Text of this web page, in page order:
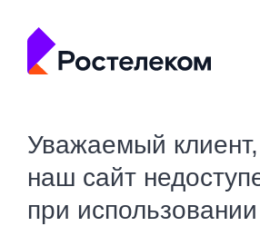
Уважаемый клиент,
наш сайт
при